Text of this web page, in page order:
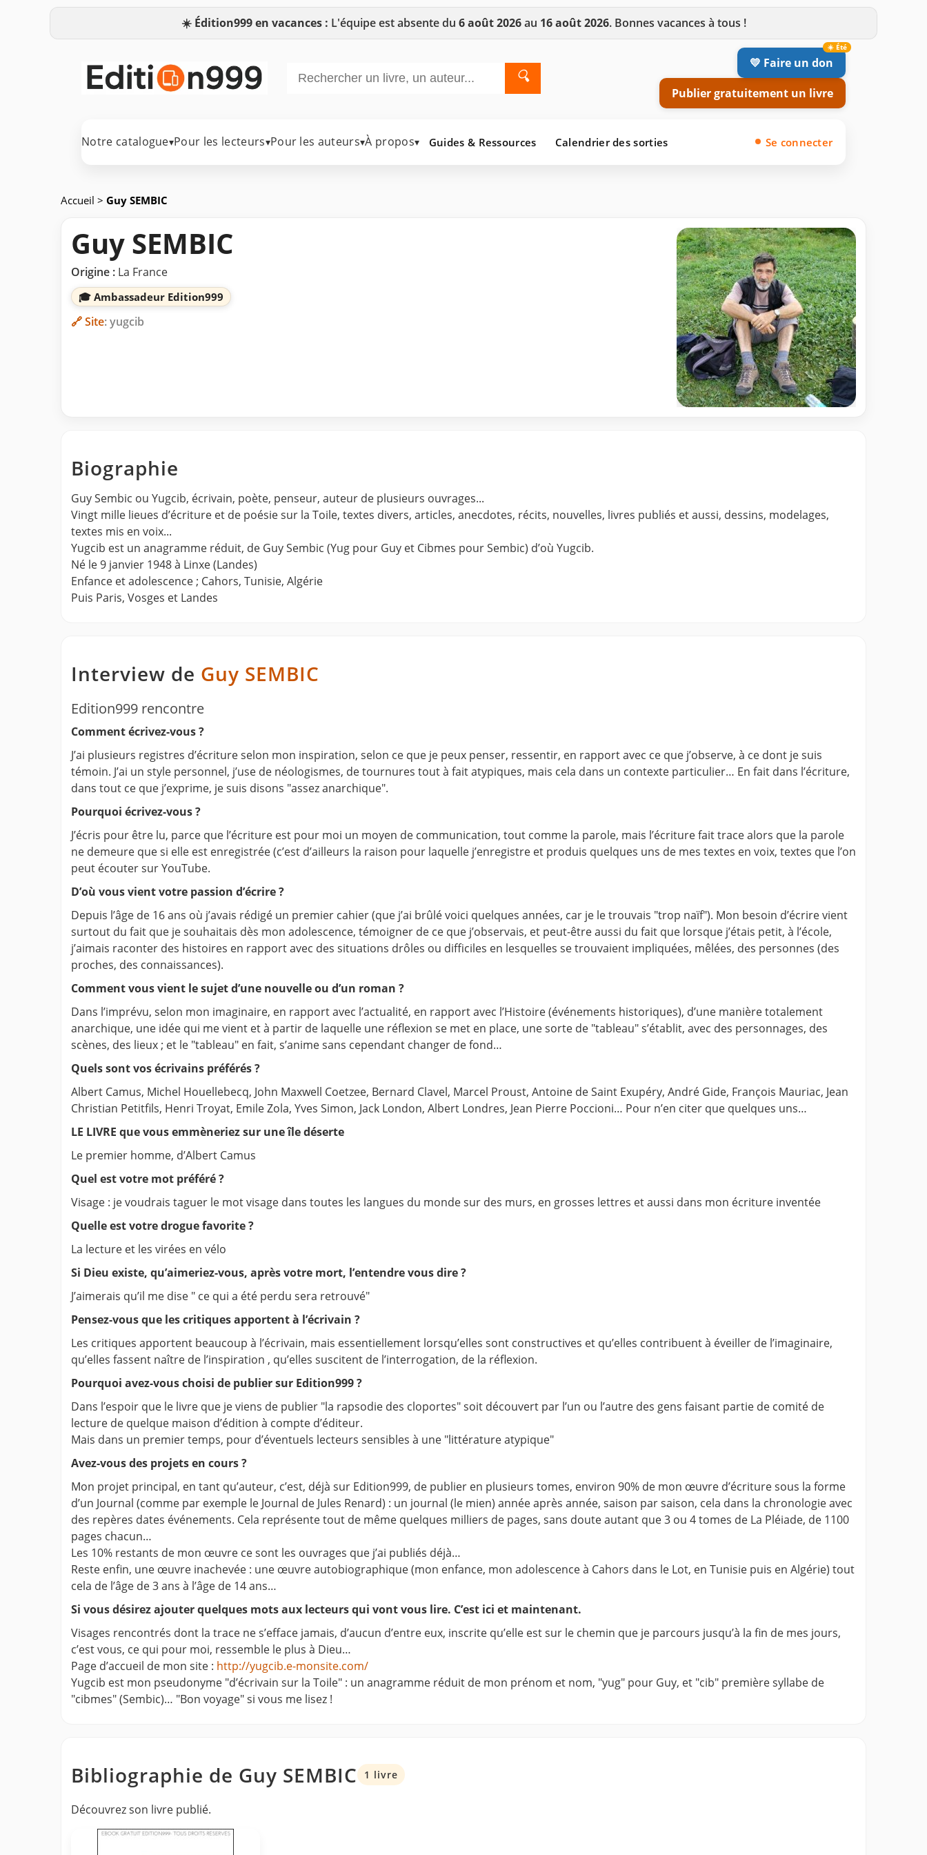
☀️ Édition999 en vacances : L'équipe est absente du 6 août 2026au 16 août 2026. Bonnes vacances à tous !
🔍
💛 Faire un don
Publier gratuitement un livre
Notre catalogue▾Pour les lecteurs▾Pour les auteurs▾À propos▾ Guides & Ressources Calendrier des sorties Se connecter
Accueil > Guy SEMBIC
Guy SEMBIC
Origine : La France
🎓 Ambassadeur Edition999
🔗 Site: yugcib
Biographie
Guy Sembic ou Yugcib, écrivain, poète, penseur, auteur de plusieurs ouvrages...
Vingt mille lieues d’écriture et de poésie sur la Toile, textes divers, articles, anecdotes, récits, nouvelles, livres publiés et aussi, dessins, modelages,
textes mis en voix...
Yugcib est un anagramme réduit, de Guy Sembic (Yug pour Guy et Cibmes pour Sembic) d’où Yugcib.
Né le 9 janvier 1948 à Linxe (Landes)
Enfance et adolescence ; Cahors, Tunisie, Algérie
Puis Paris, Vosges et Landes
Interview de Guy SEMBIC
Edition999 rencontre
Comment écrivez-vous ?
J’ai plusieurs registres d’écriture selon mon inspiration, selon ce que je peux penser, ressentir, en rapport avec ce que j’observe, à ce dont je suis
témoin. J’ai un style personnel, j’use de néologismes, de tournures tout à fait atypiques, mais cela dans un contexte particulier… En fait dans l’écriture,
dans tout ce que j’exprime, je suis disons "assez anarchique".
Pourquoi écrivez-vous ?
J’écris pour être lu, parce que l’écriture est pour moi un moyen de communication, tout comme la parole, mais l’écriture fait trace alors que la parole
ne demeure que si elle est enregistrée (c’est d’ailleurs la raison pour laquelle j’enregistre et produis quelques uns de mes textes en voix, textes que l’on
peut écouter sur YouTube.
D’où vous vient votre passion d’écrire ?
Depuis l’âge de 16 ans où j’avais rédigé un premier cahier (que j’ai brûlé voici quelques années, car je le trouvais "trop naïf"). Mon besoin d’écrire vient
surtout du fait que je souhaitais dès mon adolescence, témoigner de ce que j’observais, et peut-être aussi du fait que lorsque j’étais petit, à l’école,
j’aimais raconter des histoires en rapport avec des situations drôles ou difficiles en lesquelles se trouvaient impliquées, mêlées, des personnes (des
proches, des connaissances).
Comment vous vient le sujet d’une nouvelle ou d’un roman ?
Dans l’imprévu, selon mon imaginaire, en rapport avec l’actualité, en rapport avec l’Histoire (événements historiques), d’une manière totalement
anarchique, une idée qui me vient et à partir de laquelle une réflexion se met en place, une sorte de "tableau" s’établit, avec des personnages, des
scènes, des lieux ; et le "tableau" en fait, s’anime sans cependant changer de fond…
Quels sont vos écrivains préférés ?
Albert Camus, Michel Houellebecq, John Maxwell Coetzee, Bernard Clavel, Marcel Proust, Antoine de Saint Exupéry, André Gide, François Mauriac, Jean
Christian Petitfils, Henri Troyat, Emile Zola, Yves Simon, Jack London, Albert Londres, Jean Pierre Poccioni… Pour n’en citer que quelques uns…
LE LIVRE que vous emmèneriez sur une île déserte
Le premier homme, d’Albert Camus
Quel est votre mot préféré ?
Visage : je voudrais taguer le mot visage dans toutes les langues du monde sur des murs, en grosses lettres et aussi dans mon écriture inventée
Quelle est votre drogue favorite ?
La lecture et les virées en vélo
Si Dieu existe, qu’aimeriez-vous, après votre mort, l’entendre vous dire ?
J’aimerais qu’il me dise " ce qui a été perdu sera retrouvé"
Pensez-vous que les critiques apportent à l’écrivain ?
Les critiques apportent beaucoup à l’écrivain, mais essentiellement lorsqu’elles sont constructives et qu’elles contribuent à éveiller de l’imaginaire,
qu’elles fassent naître de l’inspiration , qu’elles suscitent de l’interrogation, de la réflexion.
Pourquoi avez-vous choisi de publier sur Edition999 ?
Dans l’espoir que le livre que je viens de publier "la rapsodie des cloportes" soit découvert par l’un ou l’autre des gens faisant partie de comité de
lecture de quelque maison d’édition à compte d’éditeur.
Mais dans un premier temps, pour d’éventuels lecteurs sensibles à une "littérature atypique"
Avez-vous des projets en cours ?
Mon projet principal, en tant qu’auteur, c’est, déjà sur Edition999, de publier en plusieurs tomes, environ 90% de mon œuvre d’écriture sous la forme
d’un Journal (comme par exemple le Journal de Jules Renard) : un journal (le mien) année après année, saison par saison, cela dans la chronologie avec
des repères dates événements. Cela représente tout de même quelques milliers de pages, sans doute autant que 3 ou 4 tomes de La Pléiade, de 1100
pages chacun…
Les 10% restants de mon œuvre ce sont les ouvrages que j’ai publiés déjà…
Reste enfin, une œuvre inachevée : une œuvre autobiographique (mon enfance, mon adolescence à Cahors dans le Lot, en Tunisie puis en Algérie) tout
cela de l’âge de 3 ans à l’âge de 14 ans…
Si vous désirez ajouter quelques mots aux lecteurs qui vont vous lire. C’est ici et maintenant.
Visages rencontrés dont la trace ne s’efface jamais, d’aucun d’entre eux, inscrite qu’elle est sur le chemin que je parcours jusqu’à la fin de mes jours,
c’est vous, ce qui pour moi, ressemble le plus à Dieu…
Page d’accueil de mon site : http://yugcib.e-monsite.com/
Yugcib est mon pseudonyme "d’écrivain sur la Toile" : un anagramme réduit de mon prénom et nom, "yug" pour Guy, et "cib" première syllabe de
"cibmes" (Sembic)… "Bon voyage" si vous me lisez !
Bibliographie de Guy SEMBIC 1 livre
Découvrez son livre publié.